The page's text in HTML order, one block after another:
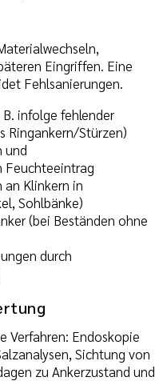
Eingriffen. Eine
Fehlsanierungen.
B. infolge fehlender
Ringankern/Stürzen)
und
Feuchteeintrag
Klinkern in
Sohlbänke)
(bei Beständen ohne
durch
Verfahren: Endoskopie
Sichtung von
zu Ankerzustand und